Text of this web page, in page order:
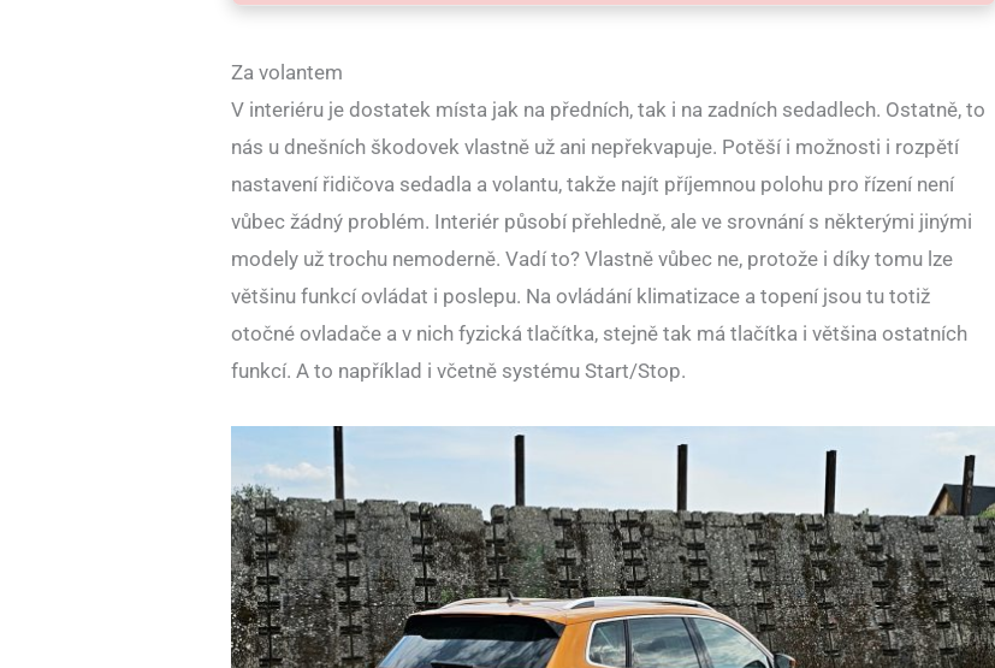
Za volantem
V interiéru je dostatek místa jak na předních, tak i na zadních sedadlech. Ostatně, to
nás u dnešních škodovek vlastně už ani nepřekvapuje. Potěší i možnosti i rozpětí
nastavení řidičova sedadla a volantu, takže najít příjemnou polohu pro řízení není
vůbec žádný problém. Interiér působí přehledně, ale ve srovnání s některými jinými
modely už trochu nemoderně. Vadí to? Vlastně vůbec ne, protože i díky tomu lze
většinu funkcí ovládat i poslepu. Na ovládání klimatizace a topení jsou tu totiž
otočné ovladače a v nich fyzická tlačítka, stejně tak má tlačítka i většina ostatních
funkcí. A to například i včetně systému Start/Stop.